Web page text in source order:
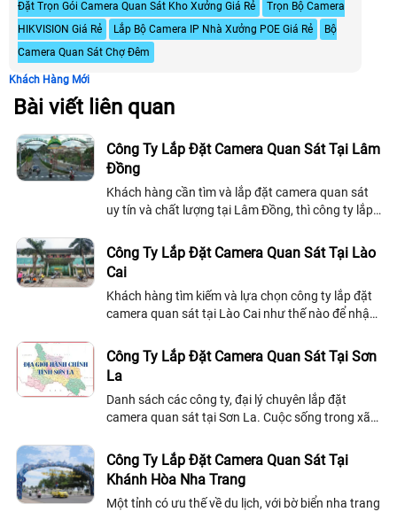
Đặt Trọn Gói Camera Quan Sát Kho Xưởng Giá Rẻ
Trọn Bộ Camera
HIKVISION Giá Rẻ
Lắp Bộ Camera IP Nhà Xưởng POE Giá Rẻ
Bộ
Camera Quan Sát Chợ Đêm
Khách Hàng Mới
Bài viết liên quan
Công Ty Lắp Đặt Camera Quan Sát Tại Lâm
Đồng
Khách hàng cần tìm và lắp đặt camera quan sát
uy tín và chất lượng tại Lâm Đồng, thì công ty lắp
khách hàng danh sách một số công...
Công Ty Lắp Đặt Camera Quan Sát Tại Lào
Cai
Khách hàng tìm kiếm và lựa chọn công ty lắp đặt
camera quan sát tại Lào Cai như thế nào để nhận
đặt camera quan sát chúng tôi...
Công Ty Lắp Đặt Camera Quan Sát Tại Sơn
La
Danh sách các công ty, đại lý chuyên lắp đặt
camera quan sát tại Sơn La. Cuộc sống trong xã
Công Ty Lắp Đặt Camera Quan Sát Tại
Khánh Hòa Nha Trang
Một tỉnh có ưu thế về du lịch, với bờ biển nha trang